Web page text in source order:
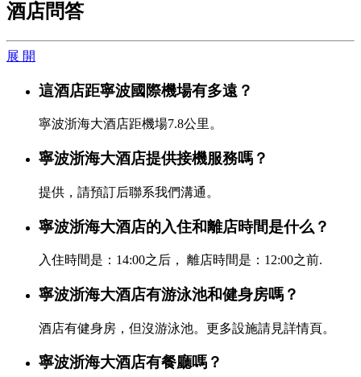
酒店問答
展 開
這酒店距寧波國際機場有多遠？
寧波浙海大酒店距機場7.8公里。
寧波浙海大酒店提供接機服務嗎？
提供，請預訂后聯系我們溝通。
寧波浙海大酒店的入住和離店時間是什么？
入住時間是：14:00之后， 離店時間是：12:00之前.
寧波浙海大酒店有游泳池和健身房嗎？
酒店有健身房，但沒游泳池。更多設施請見詳情頁。
寧波浙海大酒店有餐廳嗎？